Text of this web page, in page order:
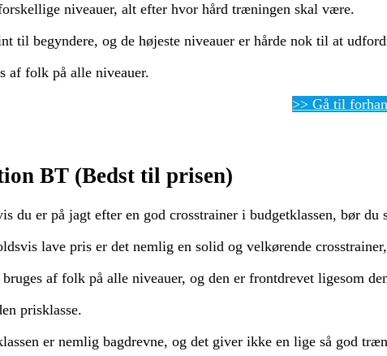
niveauer, alt efter hvor hård træningen skal være.
til begyndere, og de højeste niveauer er hårde nok til at
af folk på alle niveauer.
>> Gå til
BT (Bedst til prisen)
du er på jagt efter en god crosstrainer i budgetklassen, bør
lave pris er det nemlig en solid og velkørende
af folk på alle niveauer, og den er frontdrevet ligesom
prisklasse.
er nemlig bagdrevne, og det giver ikke en lige så god